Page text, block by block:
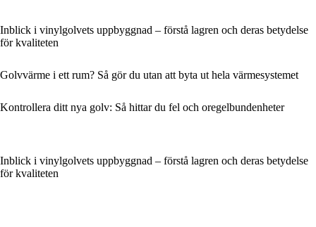
Inblick i vinylgolvets uppbyggnad – förstå lagren och deras betydelse
för kvaliteten
Golvvärme i ett rum? Så gör du utan att byta ut hela värmesystemet
Kontrollera ditt nya golv: Så hittar du fel och oregelbundenheter
Inblick i vinylgolvets uppbyggnad – förstå lagren och deras betydelse
för kvaliteten